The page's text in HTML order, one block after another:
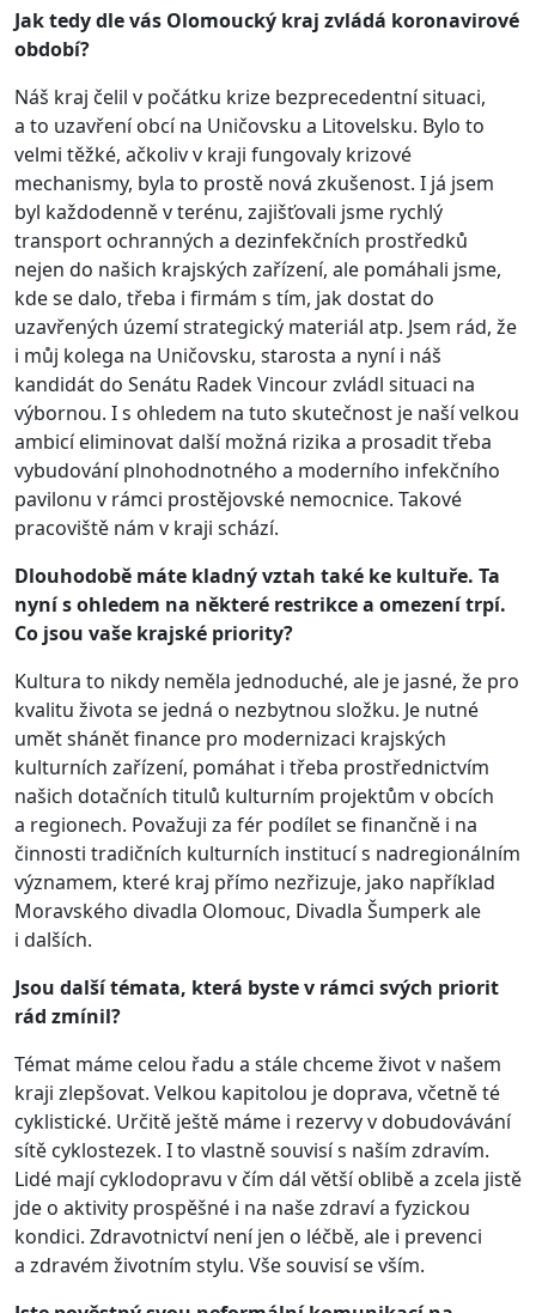
Jak tedy dle vás Olomoucký kraj zvládá koronavirové
období?
Náš kraj čelil v počátku krize bezprecedentní situaci,
a to uzavření obcí na Uničovsku a Litovelsku. Bylo to
velmi těžké, ačkoliv v kraji fungovaly krizové
mechanismy, byla to prostě nová zkušenost. I já jsem
byl každodenně v terénu, zajišťovali jsme rychlý
transport ochranných a dezinfekčních prostředků
nejen do našich krajských zařízení, ale pomáhali jsme,
kde se dalo, třeba i firmám s tím, jak dostat do
uzavřených území strategický materiál atp. Jsem rád, že
i můj kolega na Uničovsku, starosta a nyní i náš
kandidát do Senátu Radek Vincour zvládl situaci na
výbornou. I s ohledem na tuto skutečnost je naší velkou
ambicí eliminovat další možná rizika a prosadit třeba
vybudování plnohodnotného a moderního infekčního
pavilonu v rámci prostějovské nemocnice. Takové
pracoviště nám v kraji schází.
Dlouhodobě máte kladný vztah také ke kultuře. Ta
nyní s ohledem na některé restrikce a omezení trpí.
Co jsou vaše krajské priority?
Kultura to nikdy neměla jednoduché, ale je jasné, že pro
kvalitu života se jedná o nezbytnou složku. Je nutné
umět shánět finance pro modernizaci krajských
kulturních zařízení, pomáhat i třeba prostřednictvím
našich dotačních titulů kulturním projektům v obcích
a regionech. Považuji za fér podílet se finančně i na
činnosti tradičních kulturních institucí s nadregionálním
významem, které kraj přímo nezřizuje, jako například
Moravského divadla Olomouc, Divadla Šumperk ale
i dalších.
Jsou další témata, která byste v rámci svých priorit
rád zmínil?
Témat máme celou řadu a stále chceme život v našem
kraji zlepšovat. Velkou kapitolou je doprava, včetně té
cyklistické. Určitě ještě máme i rezervy v dobudovávání
sítě cyklostezek. I to vlastně souvisí s naším zdravím.
Lidé mají cyklodopravu v čím dál větší oblibě a zcela jistě
jde o aktivity prospěšné i na naše zdraví a fyzickou
kondici. Zdravotnictví není jen o léčbě, ale i prevenci
a zdravém životním stylu. Vše souvisí se vším.